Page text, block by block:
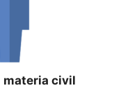
materia civil